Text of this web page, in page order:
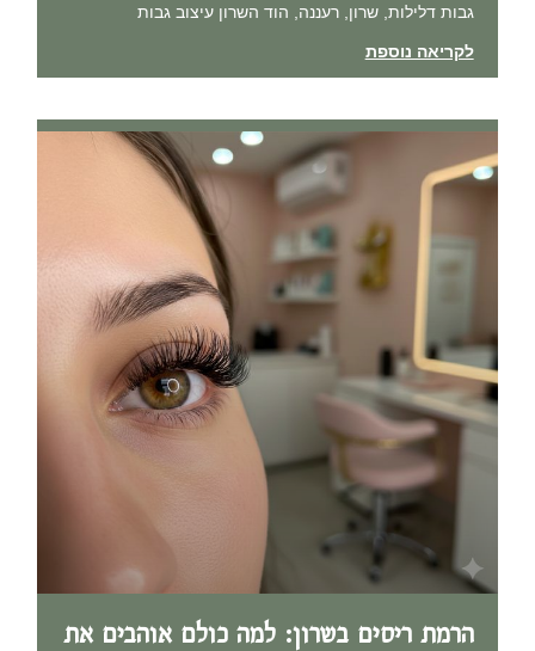
גבות דלילות, שרון, רעננה, הוד השרון עיצוב גבות
לקריאה נוספת
הרמת ריסים בשרון: למה כולם אוהבים את